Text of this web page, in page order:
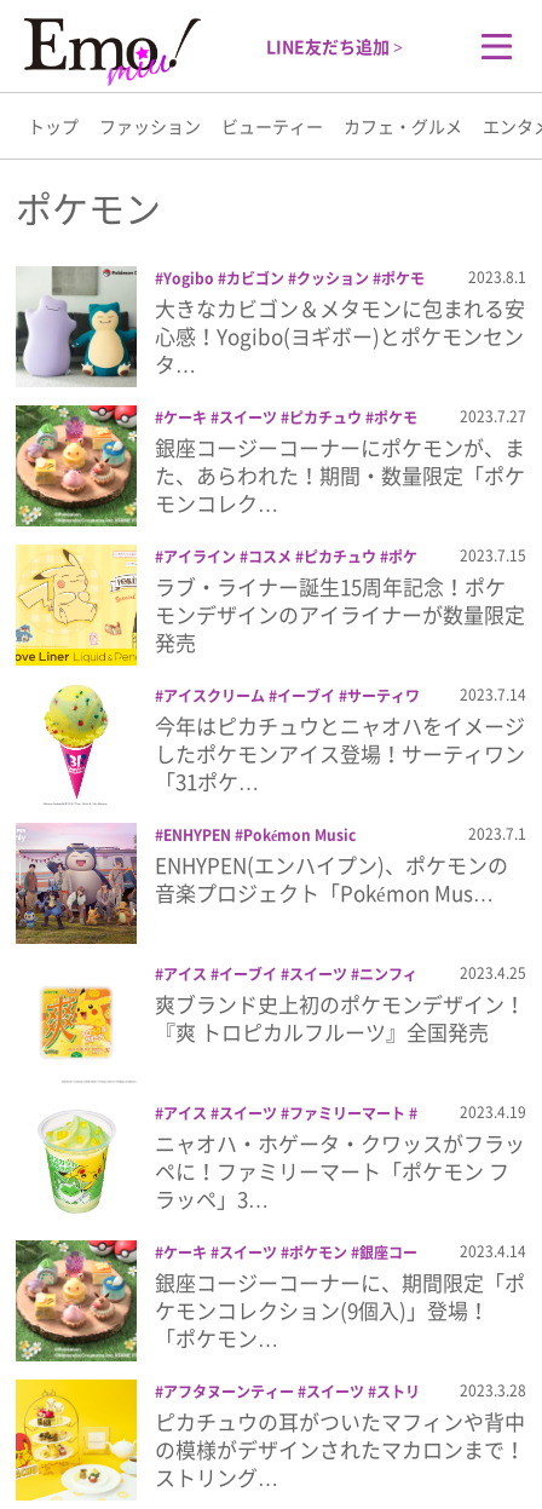
LINE友だち追加 >
トップ ファッション ビューティー カフェ・グルメ エンタ
トップ
ファッション
ビューティー
カフェ・グルメ
エンタメ
ライフスタイル
プレゼント
インタビュー
フィルム
Emoメン
ランキング
Emo!miuとは？
免責事項
プライバシーポリシー
利用規約
お問い合わせ
ポケモン
Yogibo カビゴン クッション
ポケモ
ン ポケモンセンター メタモン
ヨギボ
ー
2023.8.1
大きなカビゴン＆メタモンに包まれる安
心感！Yogibo(ヨギボー)とポケモンセン
タ…
ケーキ スイーツ ピカチュウ
ポケモ
ン 銀座コージーコーナー
2023.7.27
銀座コージーコーナーにポケモンが、ま
た、あらわれた！期間・数量限定「ポケ
モンコレク…
アイライン コスメ ピカチュウ
ポケ
モン
メイク ラブ・ライナー リキッド
アイライナー
2023.7.15
ラブ・ライナー誕生15周年記念！ポケ
モンデザインのアイライナーが数量限定
発売
アイスクリーム イーブイ
サーティワ
ン スイーツ ニャオハ ピカチュウ ポ
ケモン
2023.7.14
今年はピカチュウとニャオハをイメージ
したポケモンアイス登場！サーティワン
「31ポケ…
ENHYPEN
Pokémon Music
Collective ポケモン 新曲 音楽
2023.7.1
ENHYPEN(エンハイプン)、ポケモンの
音楽プロジェクト「Pokémon Mus…
アイス イーブイ スイーツ
ニンフィ
ア ピカチュウ ポケモン ポッチャマ
爽
2023.4.25
爽ブランド史上初のポケモンデザイン！
『爽 トロピカルフルーツ』全国発売
アイス スイーツ
ファミリーマート
フラッペ
ポケットモンスター
ポケモン
ポケモン フラッペ
2023.4.19
ニャオハ・ホゲータ・クワッスがフラッ
ペに！ファミリーマート「ポケモン フ
ラッペ」3…
ケーキ スイーツ ポケモン
銀座コー
ジーコーナー
2023.4.14
銀座コージーコーナーに、期間限定「ポ
ケモンコレクション(9個入)」登場！
「ポケモン…
アフタヌーンティー スイーツ
ストリ
ングス 表参道
ストリングスホテル名古
屋 ピカチュウ ポケモン
2023.3.28
ピカチュウの耳がついたマフィンや背中
の模様がデザインされたマカロンまで！
ストリング…